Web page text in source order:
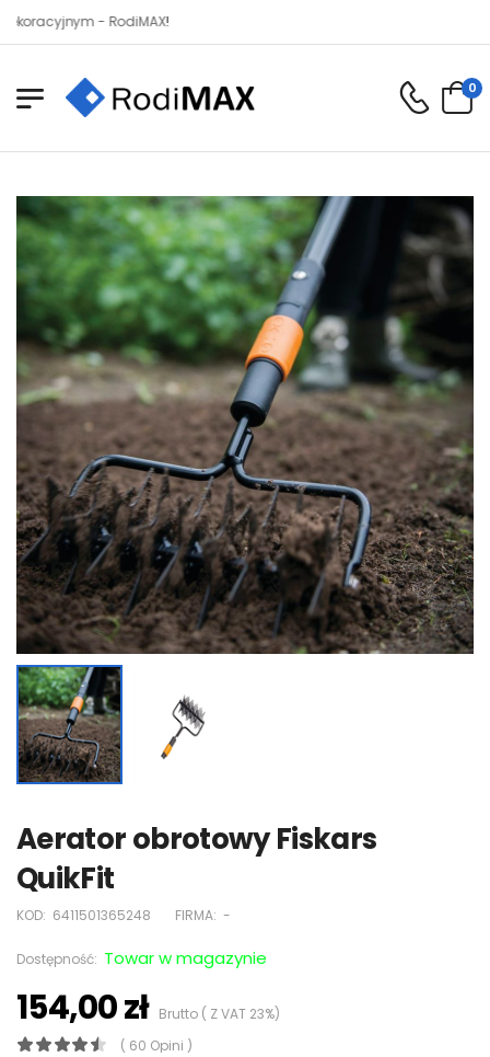
- RodiMAX!
0
Aerator obrotowy Fiskars
QuikFit
KOD: 6411501365248 FIRMA: -
Dostępność: Towar w magazynie
154,00 złBrutto ( Z VAT 23%)
( 60 Opini )